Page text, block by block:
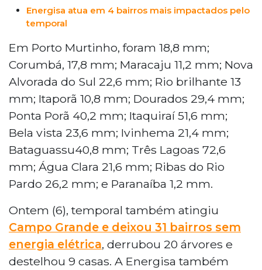
Energisa atua em 4 bairros mais impactados pelo
temporal
Em Porto Murtinho, foram 18,8 mm;
Corumbá, 17,8 mm; Maracaju 11,2 mm; Nova
Alvorada do Sul 22,6 mm; Rio brilhante 13
mm; Itaporã 10,8 mm; Dourados 29,4 mm;
Ponta Porã 40,2 mm; Itaquiraí 51,6 mm;
Bela vista 23,6 mm; Ivinhema 21,4 mm;
Bataguassu40,8 mm; Três Lagoas 72,6
mm; Água Clara 21,6 mm; Ribas do Rio
Pardo 26,2 mm; e Paranaíba 1,2 mm.
Ontem (6), temporal também atingiu
Campo Grande e deixou 31 bairros sem
energia elétrica, derrubou 20 árvores e
destelhou 9 casas. A Energisa também